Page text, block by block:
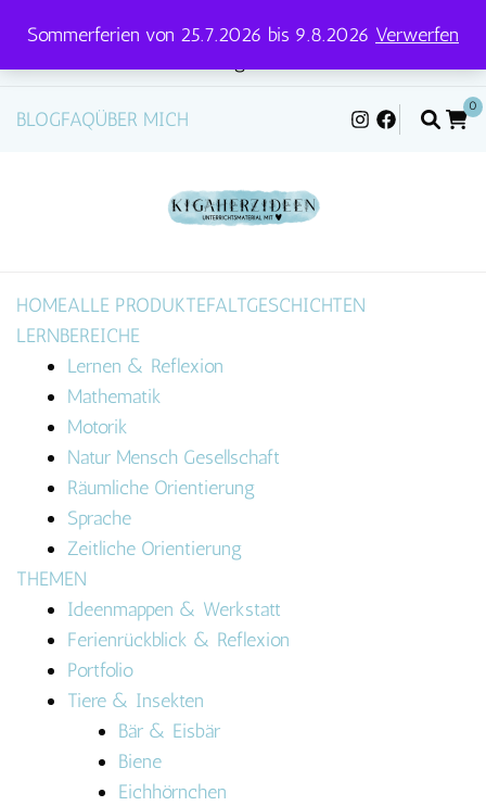
Sommerferien von 25.7.2026 bis 9.8.2026 Verwerfen
Versandtage für Pakete und Briefe: Mittwoch &
BLOGFAQÜBER MICH
0
HOMEALLE PRODUKTEFALTGESCHICHTEN
LERNBEREICHE
Lernen & Reflexion
Mathematik
Motorik
Natur Mensch Gesellschaft
Räumliche Orientierung
Sprache
Zeitliche Orientierung
THEMEN
Ideenmappen & Werkstatt
Ferienrückblick & Reflexion
Portfolio
Tiere & Insekten
Bär & Eisbär
Biene
Eichhörnchen